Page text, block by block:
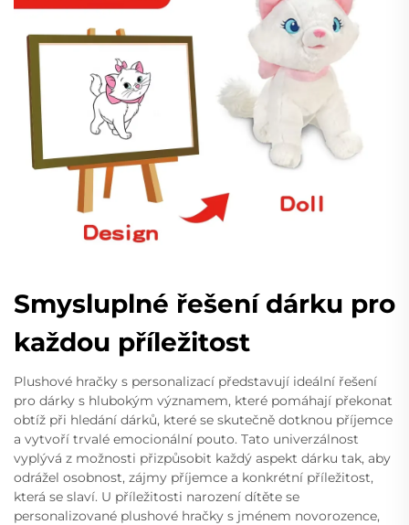
Smysluplné řešení dárku pro
každou příležitost
Plushové hračky s personalizací představují ideální řešení
pro dárky s hlubokým významem, které pomáhají překonat
obtíž při hledání dárků, které se skutečně dotknou příjemce
a vytvoří trvalé emocionální pouto. Tato univerzálnost
vyplývá z možnosti přizpůsobit každý aspekt dárku tak, aby
odrážel osobnost, zájmy příjemce a konkrétní příležitost,
která se slaví. U příležitosti narození dítěte se
personalizované plushové hračky s jménem novorozence,